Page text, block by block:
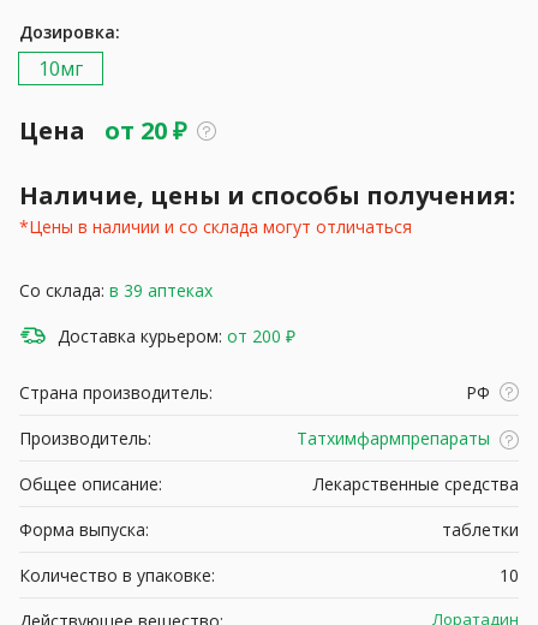
Дозировка:
10мг
Цена от 20₽
Наличие, цены и способы получения:
*Цены в наличии и со склада могут отличаться
Со склада: в 39 аптеках
Доставка курьером: от 200 ₽
Страна производитель:
РФ
Производитель:
Татхимфармпрепараты
Общее описание:
Лекарственные средства
Форма выпуска:
таблетки
Количество в упаковке:
10
Действующее вещество:
Лоратадин